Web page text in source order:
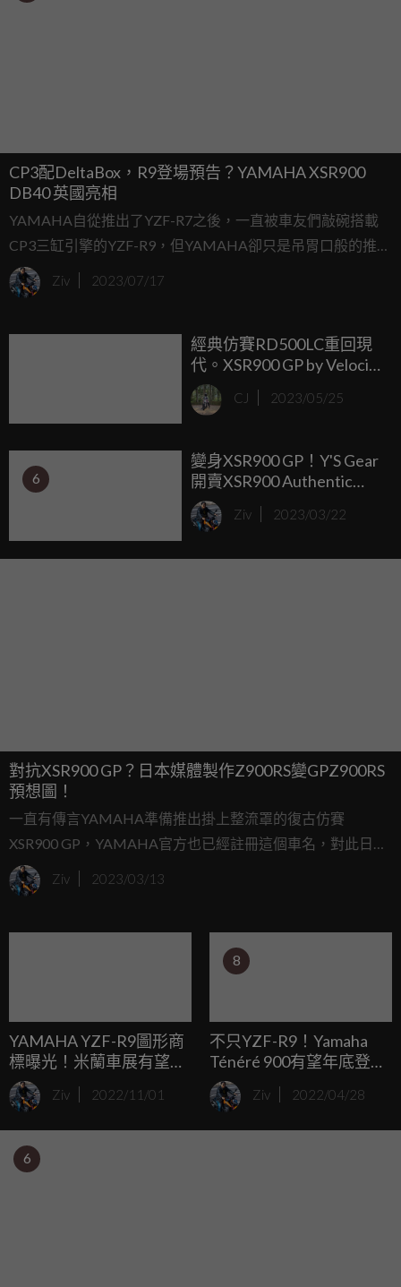
CP3配DeltaBox，R9登場預告？YAMAHA XSR900
DB40 英國亮相
YAMAHA自從推出了YZF-R7之後，一直被車友們敲碗搭載
CP3三缸引擎的YZF-R9，但YAMAHA卻只是吊胃口般的推出
了XSR GP的改裝套件，不過在2023年的Goodwood Festival
of Speed帶來了讓車友們眼睛為之一亮的XSR900 DB40概念
Ziv 2023/07/17
經典仿賽RD500LC重回現
代。XSR900 GP by Velocity
Moto
CJ 2023/05/25
6
變身XSR900 GP！Y'S Gear
開賣XSR900 Authentic
Sports Blood line復古賽車
改裝套件
Ziv 2023/03/22
對抗XSR900 GP？日本媒體製作Z900RS變GPZ900RS
預想圖！
一直有傳言YAMAHA準備推出掛上整流罩的復古仿賽
XSR900 GP，YAMAHA官方也已經註冊這個車名，對此日本
媒體就預測，如果XSR900 GP真的發表，肯定會掀起一波全
新的復古仿賽浪潮，在此情境下，KAWASAKI Z900RS這台長
Ziv 2023/03/13
YAMAHA YZF-R9圖形商
標曝光！米蘭車展有望實
車亮相？
Ziv 2022/11/01
8
不只YZF-R9！Yamaha
Ténéré 900有望年底登
場？
Ziv 2022/04/28
6